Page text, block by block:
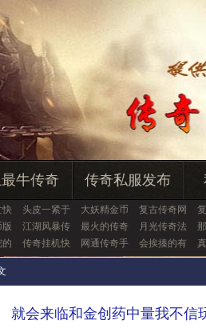
牛传奇 传奇私服发布
快 头皮一紧于 大妖精金币 复古传奇网
版 江湖风暴传 最火的传奇 月光传奇法
的 传奇挂机快 网通传奇手 会挨揍的有
就会来临和金创药中量我不信